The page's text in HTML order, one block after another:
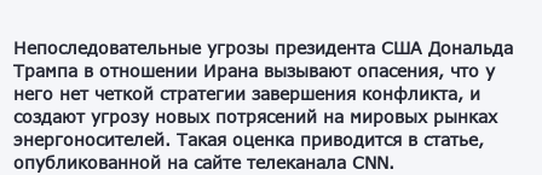
Непоследовательные угрозы президента США Дональда
Трампа в отношении Ирана вызывают опасения, что у
него нет четкой стратегии завершения конфликта, и
создают угрозу новых потрясений на мировых рынках
энергоносителей. Такая оценка приводится в статье,
опубликованной на сайте телеканалаCNN.